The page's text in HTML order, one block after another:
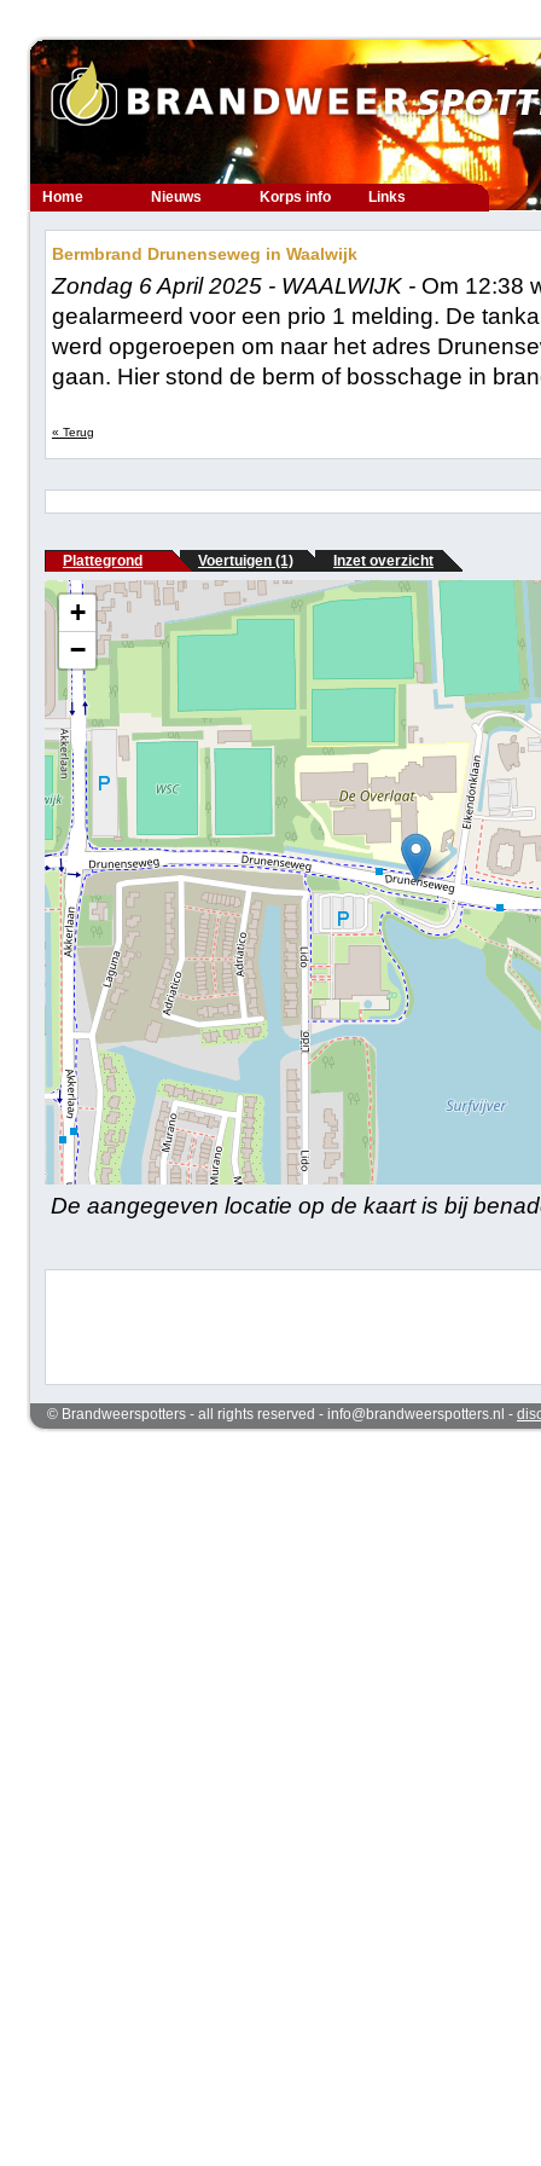
Home Nieuws Korps info Links
Bermbrand Drunenseweg in Waalwijk
Zondag 6 April 2025 - WAALWIJK - Om 12:38
gealarmeerd voor een prio 1 melding. De
werd opgeroepen om naar het adres
gaan. Hier stond de berm of bosschage in
« Terug
Plattegrond Voertuigen (1) Inzet overzicht
+
−
De aangegeven locatie op de kaart is bij
© Brandweerspotters - all rights reserved - info@brandweerspotters.nl -